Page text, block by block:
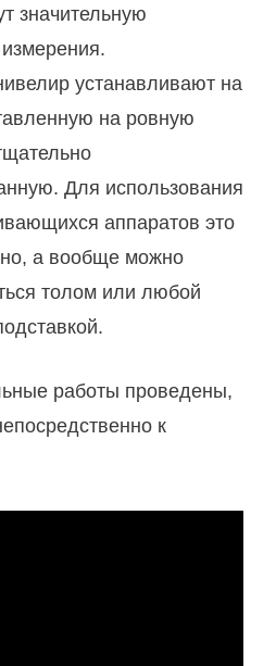
значительную
устанавливают на
на ровную
Для использования
аппаратов это
а вообще можно
толом или любой
работы проведены,
к